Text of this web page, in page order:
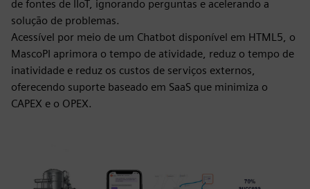
de fontes de IIoT, ignorando perguntas e acelerando a
solução de problemas.
Acessível por meio de um Chatbot disponível em HTML5, o
MascoPI aprimora o tempo de atividade, reduz o tempo de
inatividade e reduz os custos de serviços externos,
oferecendo suporte baseado em SaaS que minimiza o
CAPEX e o OPEX.